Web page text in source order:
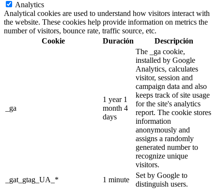
Analytics
Analytical cookies are used to understand how visitors interact with
the website. These cookies help provide information on metrics the
number of visitors, bounce rate, traffic source, etc.
Cookie
Duración Descripción
_ga
1 year 1
month 4
days
The _ga cookie,
installed by Google
Analytics, calculates
visitor, session and
campaign data and also
keeps track of site usage
for the site's analytics
report. The cookie stores
information
anonymously and
assigns a randomly
generated number to
recognize unique
visitors.
_gat_gtag_UA_*
1 minute
Set by Google to
distinguish users.